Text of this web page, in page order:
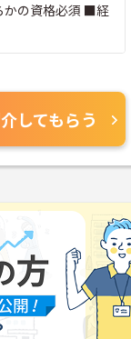
の資格必須 ■経
してもらう